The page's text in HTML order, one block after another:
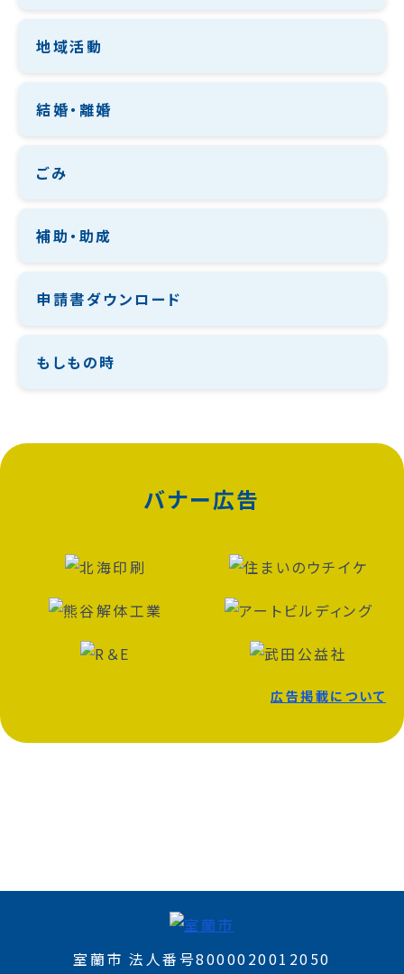
地域活動
結婚・離婚
ごみ
補助・助成
申請書ダウンロード
もしもの時
バナー広告
広告掲載について
室蘭市 法人番号8000020012050